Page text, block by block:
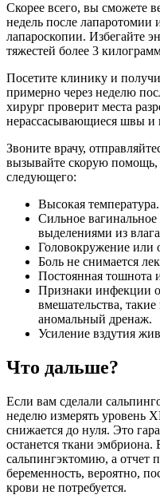
Скорее всего, вы сможете
недель после лапаротомии
лапароскопии. Избегайте
тяжестей более 3
Посетите клинику и
примерно через неделю
хирург проверит места
нерассасывающиеся швы и
Звоните врачу,
вызывайте скорую помощь,
следующего:
Высокая температура.
Сильное вагинальное
выделениями из
Головокружение или
Боль не снимается
Постоянная тошнота
Признаки инфекции
вмешательства,
аномальный дренаж.
Усиление вздутия
Что дальше?
Если вам сделали
неделю измерять уровень
снижается до нуля. Это
останется ткани
сальпингэктомию, а отчет
беременность, вероятно,
крови не потребуется.